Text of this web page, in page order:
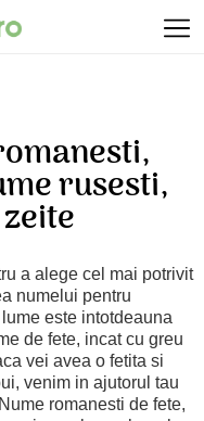
rusesti,
a alege cel mai potrivit
numelui pentru
este intotdeauna
de fete, incat cu greu
vei avea o fetita si
venim in ajutorul tau
romanesti de fete,